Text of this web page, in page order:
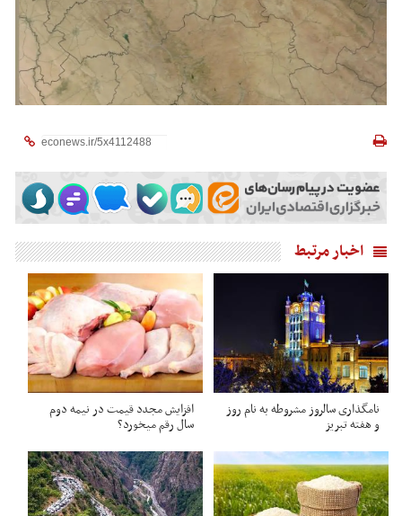
اخبار مرتبط
نامگذاری سالروز مشروطه به نام روز
و هفته تبریز
افزایش مجدد قیمت در نیمه دوم
سال رقم میخورد؟